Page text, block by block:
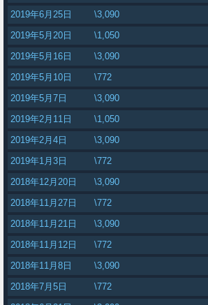
2019年6月25日
\3,090
2019年5月20日
\1,050
2019年5月16日
\3,090
2019年5月10日
\772
2019年5月7日
\3,090
2019年2月11日
\1,050
2019年2月4日
\3,090
2019年1月3日
\772
2018年12月20日
\3,090
2018年11月27日
\772
2018年11月21日
\3,090
2018年11月12日
\772
2018年11月8日
\3,090
2018年7月5日
\772